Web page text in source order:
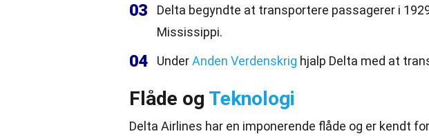
03
Delta begyndte at transportere passagerer i
Mississippi.
04 UnderAnden Verdenskrig hjalp Delta med at
Flåde og Teknologi
Delta Airlines har en imponerende flåde og er kendt